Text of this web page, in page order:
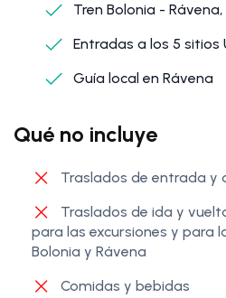
Tren Bolonia -
Entradas a los 5 sitios
Guía local en Rávena
Qué no incluye
Traslados de entrada y
Traslados de ida y
para las excursiones y para
Bolonia y Rávena
Comidas y bebidas